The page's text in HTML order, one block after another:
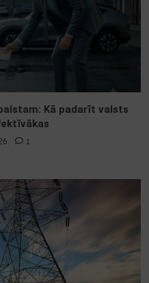
Kā padarīt valsts
1